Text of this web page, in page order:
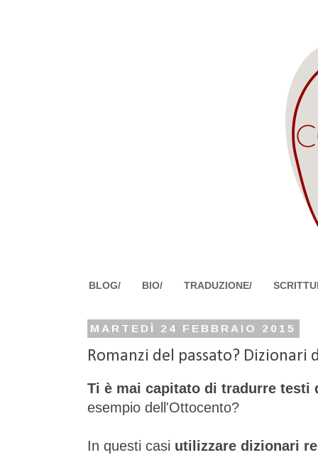
BLOG/ BIO/ TRADUZIONE/
MARTEDÌ 24 FEBBRAIO 2015
Romanzi del passato? Dizionari
Ti è mai capitato di tradurre testi
esempio dell'Ottocento?
In questi casi utilizzare dizionari